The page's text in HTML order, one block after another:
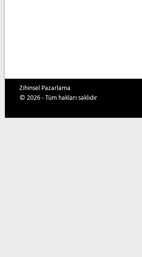
Zihinsel Pazarlama
© 2026 - Tüm hakları saklıdır